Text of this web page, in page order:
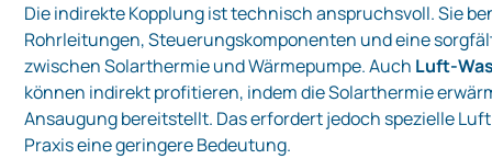
Die indirekte Kopplung ist technisch anspruchsvoll. Sie
Rohrleitungen, Steuerungskomponenten und eine
zwischen Solarthermie und Wärmepumpe. Auch
können indirekt profitieren, indem die Solarthermie
Ansaugung bereitstellt. Das erfordert jedoch spezielle
Praxis eine geringere Bedeutung.